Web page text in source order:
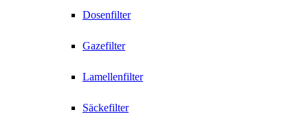
Dosenfilter
Gazefilter
Lamellenfilter
Säckefilter